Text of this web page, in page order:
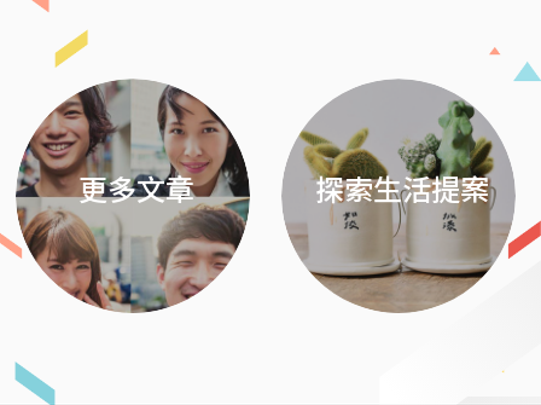
更多文章 探索生活提案